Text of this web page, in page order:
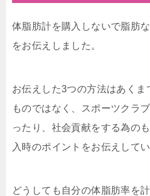
体脂肪計を購入しないで脂肪
をお伝えしました。
お伝えした3つの方法はあくま
ものではなく、スポーツクラ
ったり、社会貢献をする為の
入時のポイントをお伝えしてい
どうしても自分の体脂肪率を